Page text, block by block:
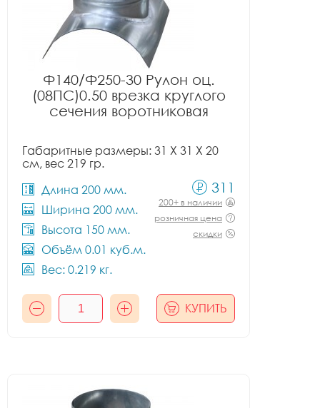
Ф140/Ф250-30 Рулон оц.
(08ПС)0.50 врезка круглого
сечения воротниковая
Габаритные размеры: 31 X 31 X 20
см, вес 219 гр.
Длина 200 мм.
Ширина 200 мм.
Высота 150 мм.
Объём 0.01 куб.м.
Вес: 0.219 кг.
311
200+ в наличии
розничная цена
скидки
КУПИТЬ